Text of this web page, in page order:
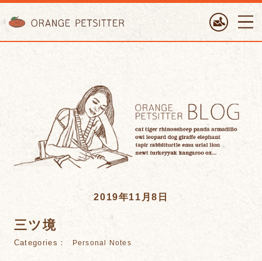
2019年11月8日
三ツ境
Categories： Personal Notes